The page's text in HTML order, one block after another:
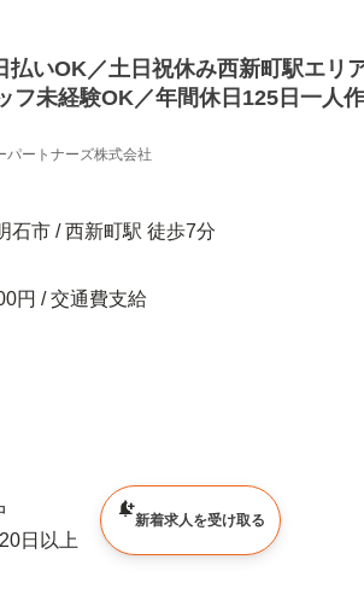
払いOK／土日祝休み西新町駅エリ
フ未経験OK／年間休日125日一人
パートナーズ株式会社
石市 / 西新町駅 徒歩7分
円 / 交通費支給
日以上
新着求人を受け取る